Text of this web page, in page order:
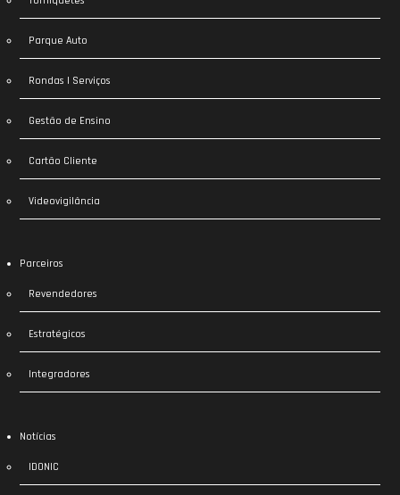
Parque Auto
Rondas | Serviços
Gestão de Ensino
Cartão Cliente
Videovigilância
Parceiros
Revendedores
Estratégicos
Integradores
Notícias
IDONIC